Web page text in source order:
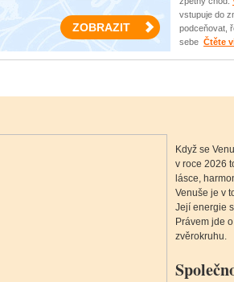
vstupuje do
podceňovat,
sebe Čtěte
Když se
v roce 2026
lásce,
Venuše je v
Její energie
Právem jde
zvěrokruhu.